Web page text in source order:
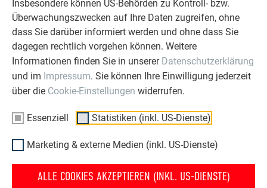
Insbesondere können US-Behörden zu Kontroll- bzw.
Überwachungszwecken auf Ihre Daten zugreifen, ohne
dass Sie darüber informiert werden und ohne dass Sie
dagegen rechtlich vorgehen können. Weitere
Informationen finden Sie in unserer Datenschutzerklärung
und im Impressum. Sie können Ihre Einwilligung jederzeit
über die Cookie-Einstellungen widerrufen.
Essenziell Statistiken (inkl. US-Dienste)
Marketing & externe Medien (inkl. US-Dienste)
ALLE COOKIES AKZEPTIEREN (INKL. US-DIENSTE)